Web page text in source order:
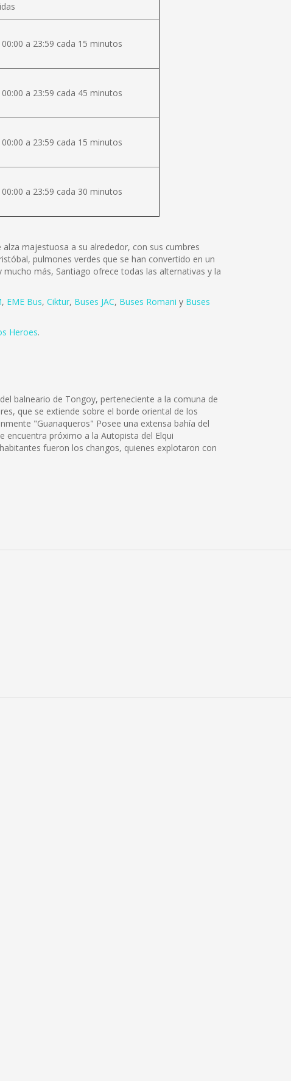
a 23:59 cada 15 minutos
a 23:59 cada 45 minutos
a 23:59 cada 15 minutos
a 23:59 cada 30 minutos
majestuosa a su alrededor, con sus cumbres
pulmones verdes que se han convertido en un
más, Santiago ofrece todas las alternativas y la
, EME Bus, Ciktur, Buses JAC, Buses Romani y Buses
Heroes.
balneario de Tongoy, perteneciente a la comuna de
que se extiende sobre el borde oriental de los
"Guanaqueros" Posee una extensa bahía del
encuentra próximo a la Autopista del Elqui
fueron los changos, quienes explotaron con